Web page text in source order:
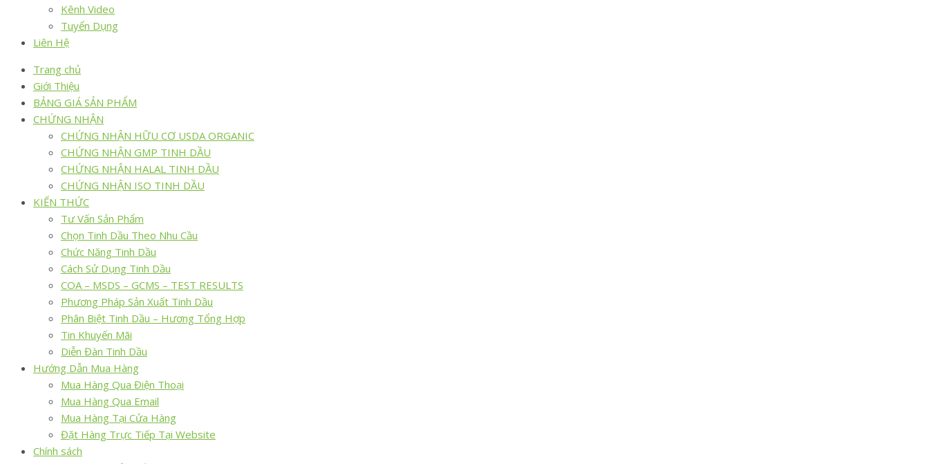
Kênh Video
Tuyển Dụng
Liên Hệ
Trang chủ
Giới Thiệu
BẢNG GIÁ SẢN PHẨM
CHỨNG NHẬN
CHỨNG NHẬN HỮU CƠ USDA ORGANIC
CHỨNG NHẬN GMP TINH DẦU
CHỨNG NHẬN HALAL TINH DẦU
CHỨNG NHẬN ISO TINH DẦU
KIẾN THỨC
Tư Vấn Sản Phẩm
Chọn Tinh Dầu Theo Nhu Cầu
Chức Năng Tinh Dầu
Cách Sử Dụng Tinh Dầu
COA – MSDS – GCMS – TEST RESULTS
Phương Pháp Sản Xuất Tinh Dầu
Phân Biệt Tinh Dầu – Hương Tổng Hợp
Tin Khuyến Mãi
Diễn Đàn Tinh Dầu
Hướng Dẫn Mua Hàng
Mua Hàng Qua Điện Thoại
Mua Hàng Qua Email
Mua Hàng Tại Cửa Hàng
Đặt Hàng Trực Tiếp Tại Website
Chính sách